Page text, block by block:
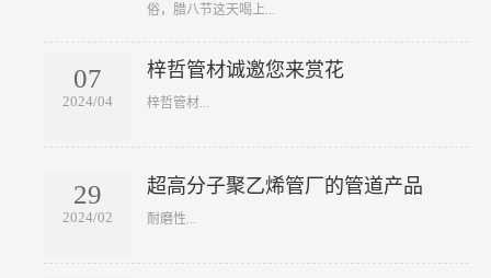
俗，腊八节这天喝上...
07
2024/04
梓哲管材诚邀您来赏花
​梓哲管材...
29
2024/02
超高分子聚乙烯管厂的管道产品
​耐磨性...